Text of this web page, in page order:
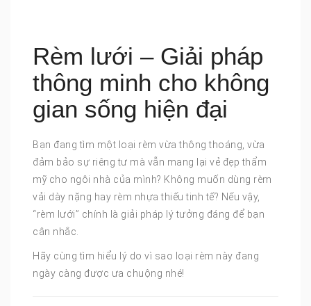
Rèm lưới – Giải pháp
thông minh cho không
gian sống hiện đại
Bạn đang tìm một loại rèm vừa thông thoáng, vừa
đảm bảo sự riêng tư mà vẫn mang lại vẻ đẹp thẩm
mỹ cho ngôi nhà của mình? Không muốn dùng rèm
vải dày nặng hay rèm nhựa thiếu tinh tế? Nếu vậy,
“rèm lưới” chính là giải pháp lý tưởng đáng để bạn
cân nhắc.
Hãy cùng tìm hiểu lý do vì sao loại rèm này đang
ngày càng được ưa chuộng nhé!